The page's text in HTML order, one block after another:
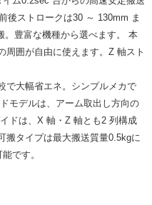
後ストロークは30 ～ 130mm ま
。豊富な機種から選べます。 本
周囲が自由に使えます。Z 軸スト
で大幅省エネ。シンプルメカで
モデルは、アーム取出し方向の
ドは、X 軸・Z 軸とも2 列構成
搬タイプは最大搬送質量0.5kgに
です。